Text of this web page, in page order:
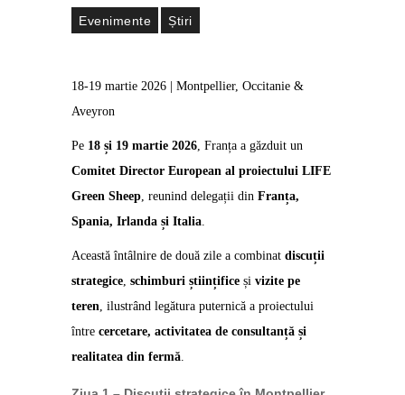
Evenimente Știri
18-19 martie 2026 | Montpellier, Occitanie &
Aveyron
Pe 18 și 19 martie 2026, Franța a găzduit un
Comitet Director European al proiectului LIFE
Green Sheep, reunind delegații din Franța,
Spania, Irlanda și Italia.
Această întâlnire de două zile a combinat discuții
strategice, schimburi științifice și vizite pe
teren, ilustrând legătura puternică a proiectului
între cercetare, activitatea de consultanță și
realitatea din fermă.